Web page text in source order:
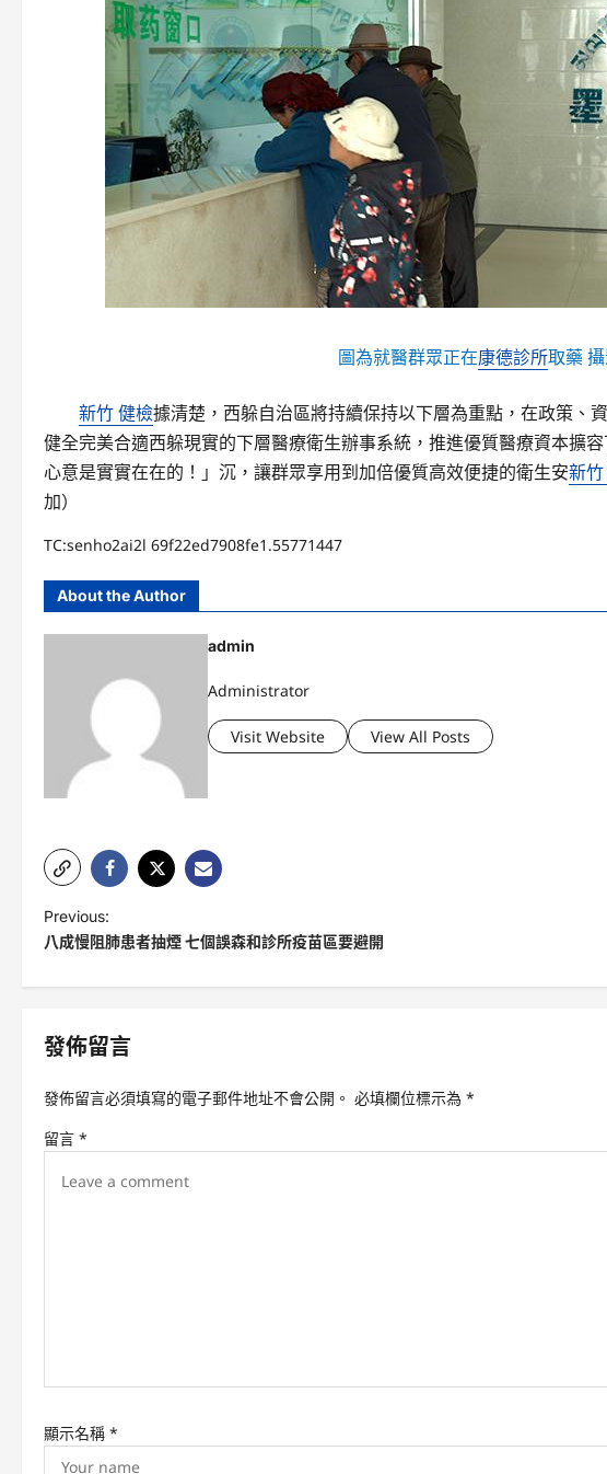
圖為就醫群眾正在康德診所取藥
新竹 健檢據清楚，西躲自治區將持續保持以下層為重點，在政策、
健全完美合適西躲現實的下層醫療衛生辦事系統，推進優質醫療資本擴
心意是實實在在的！」沉，讓群眾享用到加倍優質高效便捷的衛生安新
加）
TC:senho2ai2l 69f22ed7908fe1.55771447
About the Author
admin
Administrator
Visit Website View All Posts
P
o
s
n
a
i
Previous:
八成慢阻肺患者抽煙 七個誤森和診所疫苗區要避開
發佈留言
發佈留言必須填寫的電子郵件地址不會公開。 必填欄位標示為 *
留言 *
顯示名稱 *